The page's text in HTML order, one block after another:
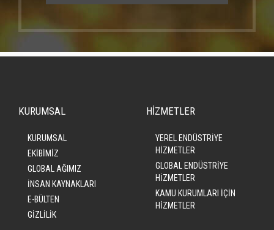
KURUMSAL
KURUMSAL
EKİBİMİZ
GLOBAL AĞIMIZ
İNSAN KAYNAKLARI
E-BÜLTEN
GİZLİLİK
HİZMETLER
YEREL ENDÜSTRİYE
HİZMETLER
GLOBAL ENDÜSTRİYE
HİZMETLER
KAMU KURUMLARI İÇİN
HİZMETLER